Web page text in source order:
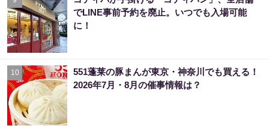
でLINE事前予約を廃止。いつでも入場可能
に！
10
551蓬莱の豚まんが東京・神奈川でも買える！
2026年7月・8月の催事情報は？